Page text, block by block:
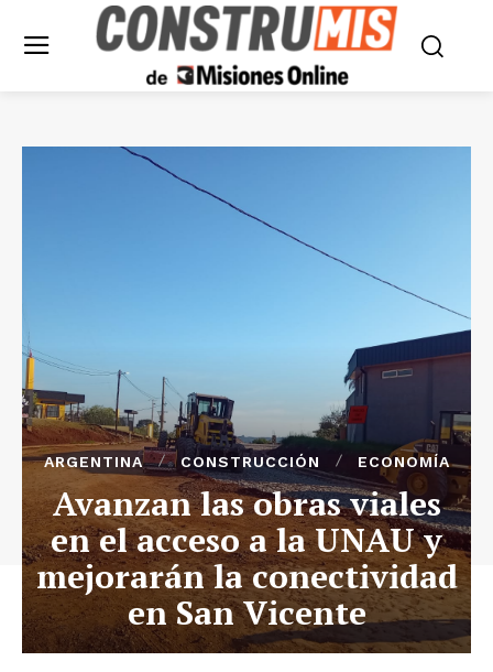
ARGENTINA CONSTRUCCIÓN ECONOMÍA
Avanzan las obras viales
en el acceso a la UNAU y
mejorarán la conectividad
en San Vicente